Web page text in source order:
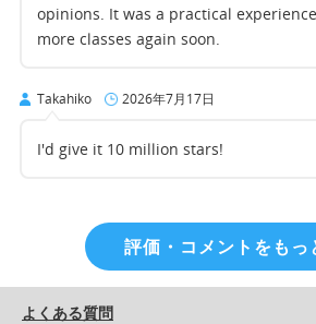
opinions. It was a practical
more classes again soon.
Takahiko 2026年7月17日
I'd give it 10 million stars!
評価・コメントをもっ
よくある質問